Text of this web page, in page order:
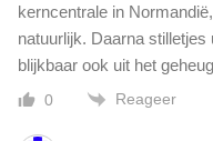
k
"
d
e
t
a
kerncentrale in
natuurlijk. Daarna
blijkbaar ook uit het
0 Reageer